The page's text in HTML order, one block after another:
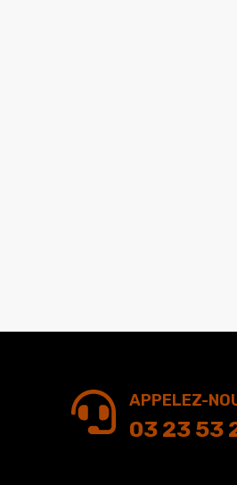
APPELEZ-
03 23 53